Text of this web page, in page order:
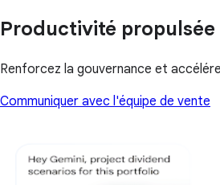
Productivité
Renforcez la gouvernance et
Communiquer avec l'équipe de vente